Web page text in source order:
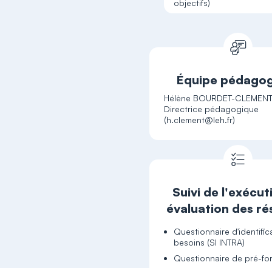
objectifs)
Équipe
Hélène BOURDET-
Directrice pédagogique
Suivi de
évaluation des
Questionnaire
besoins (SI INTRA)
Questionnaire de pré-